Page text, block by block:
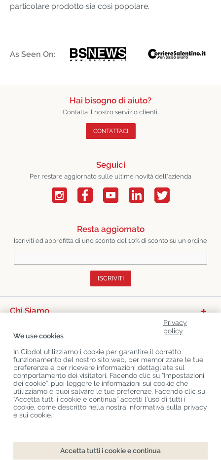
particolare prodotto sia così popolare.
As Seen On:
Hai bisogno di aiuto?
Contatta il nostro servizio clienti.
CONTATTACI
Seguici
Per restare aggiornato sulle ultime novità dell'azienda
Resta aggiornato
Iscriviti ed approfitta di uno sconto del 10% di sconto su un ordine
ISCRIVITI
Chi Siamo
Ultimo CBD Blogs
Privacy
policy
We use cookies
In Cibdol utilizziamo i cookie per garantire il corretto
funzionamento del nostro sito web, per memorizzare le tue
preferenze e per ricevere informazioni dettagliate sul
comportamento dei visitatori. Facendo clic su “Impostazioni
dei cookie”, puoi leggere le informazioni sui cookie che
utilizziamo e puoi salvare le tue preferenze. Facendo clic su
“Accetta tutti i cookie e continua” accetti l’uso di tutti i
cookie, come descritto nella nostra informativa sulla privacy
e sui cookie.
Accetta tutti i cookie e continua
Copyright© Cibdol Last updated 09-08-2026
Cibdol bv, Handelsweg 1a, 5492NL Sint-Oedenrode, the Netherlands
KvK: 76495035 VAT: NL860644923B01